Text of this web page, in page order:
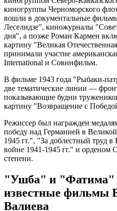
киногруппы Черноморского
вошли в документальные
Леселидзе", киножурналы
дня", а позже Роман Кармен
картину "Великая
принимали участие
International и Совинфильм.
В фильме 1943 года "Рыбаки-
две тематические линии —
показывающие будни
картину "Возвращение с
Режиссер был награжден
победу над Германией в
1945 гг.", "За доблестный труд
войне 1941-1945 гг." и орденом
степени.
"Ушба" и "Фатима"
известные фильмы
Валиева